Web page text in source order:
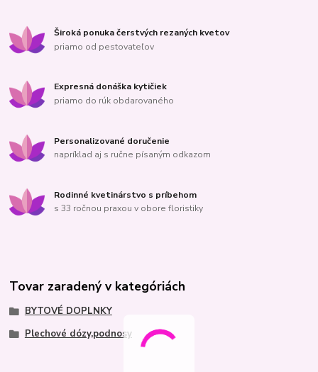
Široká ponuka čerstvých rezaných kvetov
priamo od pestovateľov
Expresná donáška kytičiek
priamo do rúk obdarovaného
Personalizované doručenie
napríklad aj s ručne písaným odkazom
Rodinné kvetinárstvo s príbehom
s 33 ročnou praxou v obore floristiky
Tovar zaradený v kategóriách
BYTOVÉ DOPLNKY
Plechové dózy,podnosy